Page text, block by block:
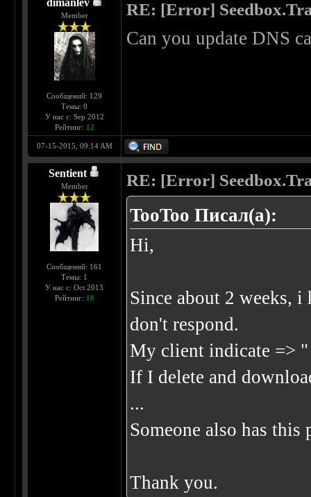
dimanlev
Member
Сообщений: 129
Темы: 0
У нас с: Sep 2012
Рейтинг: 12
RE: [Error]
Can you update DNS
07-15-2015, 09:14 AM
Sentient
Member
Сообщений: 161
Темы: 1
У нас с: Oct 2013
Рейтинг: 10
RE: [Error]
TooToo Писал(а):
Hi,
Since about 2 weeks,
don't respond.
My client indicate =>
If I delete and
...
Someone also has this
Thank you.